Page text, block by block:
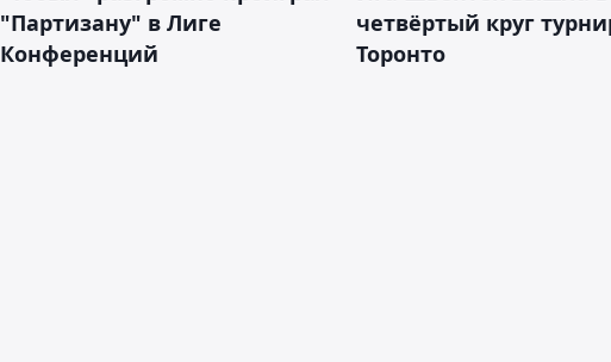
"Партизану" в Лиге
Конференций
четвёртый круг
Торонто